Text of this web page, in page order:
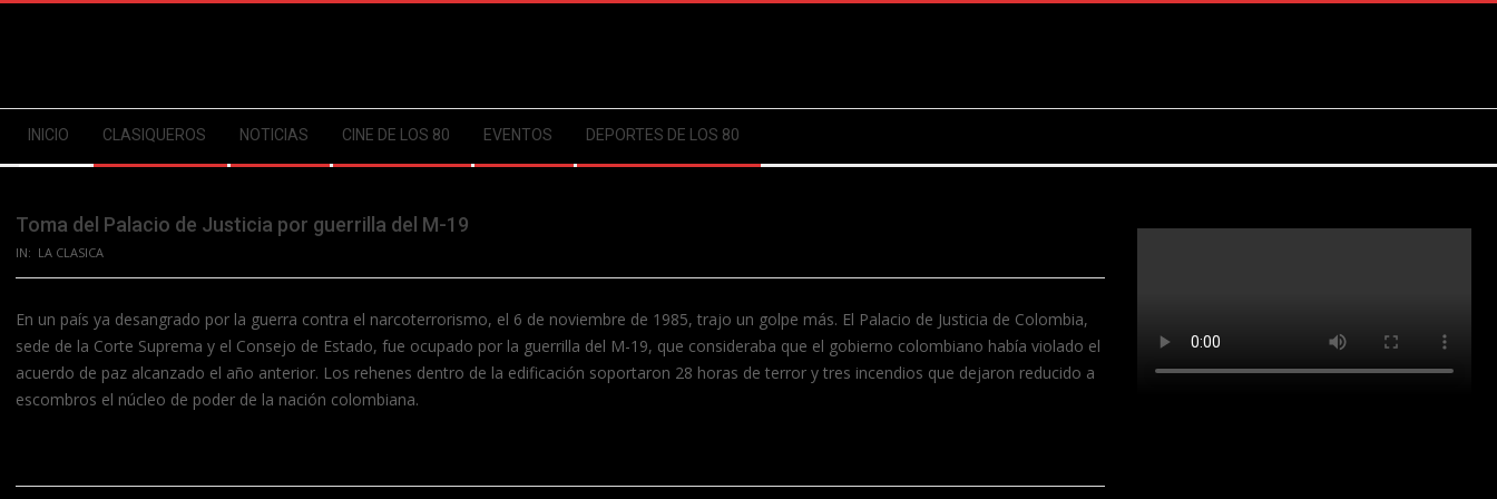
Navigation
Menu
INICIO CLASIQUEROS NOTICIAS CINE DE LOS 80 EVENTOS DEPORTES DE LOS 80
Toma del Palacio de Justicia por guerrilla del M-19
IN: LA CLASICA
En un país ya desangrado por la guerra contra el narcoterrorismo, el 6 de noviembre de 1985, trajo un golpe más. El Palacio de Justicia de Colombia,
sede de la Corte Suprema y el Consejo de Estado, fue ocupado por la guerrilla del M-19, que consideraba que el gobierno colombiano había violado el
acuerdo de paz alcanzado el año anterior. Los rehenes dentro de la edificación soportaron 28 horas de terror y tres incendios que dejaron reducido a
escombros el núcleo de poder de la nación colombiana.